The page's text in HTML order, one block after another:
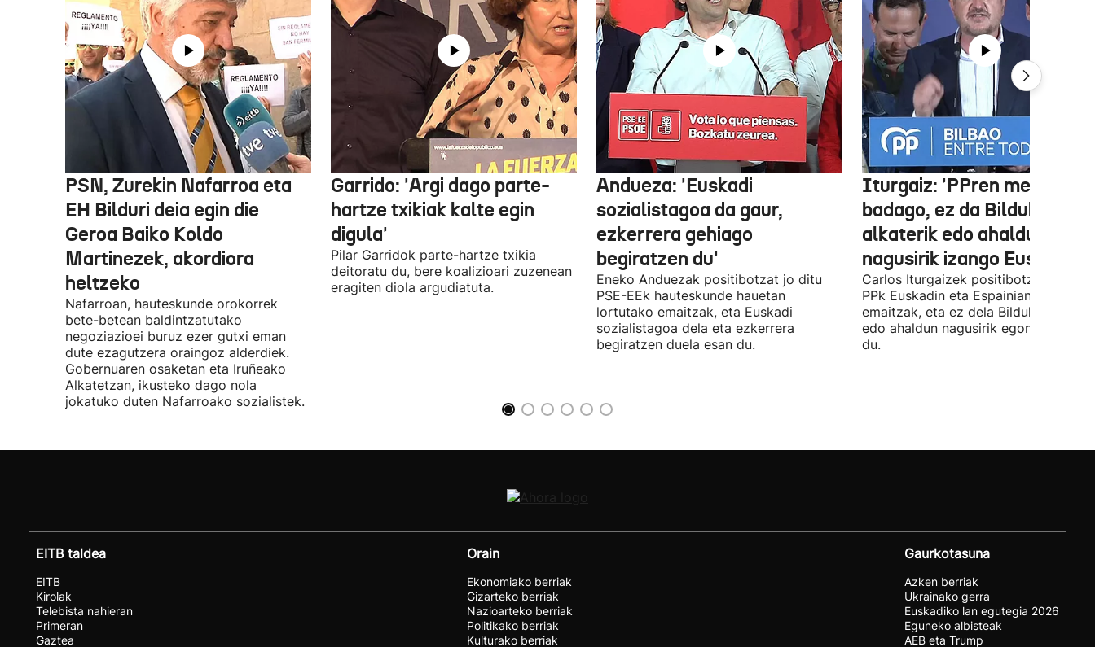
PSN, Zurekin Nafarroa eta
EH Bilduri deia egin die
Geroa Baiko Koldo
Martinezek, akordiora
heltzeko
Nafarroan, hauteskunde orokorrek
bete-betean baldintzatutako
negoziazioei buruz ezer gutxi eman
dute ezagutzera oraingoz alderdiek.
Gobernuaren osaketan eta Iruñeako
Alkatetzan, ikusteko dago nola
jokatuko duten Nafarroako sozialistek.
Garrido: 'Argi dago parte-
hartze txikiak kalte egin
digula'
Pilar Garridok parte-hartze txikia
deitoratu du, bere koalizioari zuzenean
eragiten diola argudiatuta.
Andueza: 'Euskadi
sozialistagoa da gaur,
ezkerrera gehiago
begiratzen du'
Eneko Anduezak positibotzat jo ditu
PSE-EEk hauteskunde hauetan
lortutako emaitzak, eta Euskadi
sozialistagoa dela eta ezkerrera
begiratzen duela esan du.
Iturgaiz: 'PPren menpe
badago, ez da Bilduko
alkaterik edo ahaldun
nagusirik izango Euskadin'
Carlos Iturgaizek positibotzat jo ditu
PPk Euskadin eta Espainian lortutako
emaitzak, eta ez dela Bilduko
edo ahaldun nagusirik egongo
du.
EITB taldea
EITB
Kirolak
Telebista nahieran
Primeran
Gaztea
Orain
Ekonomiako berriak
Gizarteko berriak
Nazioarteko berriak
Politikako berriak
Kulturako berriak
Gaurkotasuna
Azken berriak
Ukrainako gerra
Euskadiko lan egutegia 2026
Eguneko albisteak
AEB eta Trump